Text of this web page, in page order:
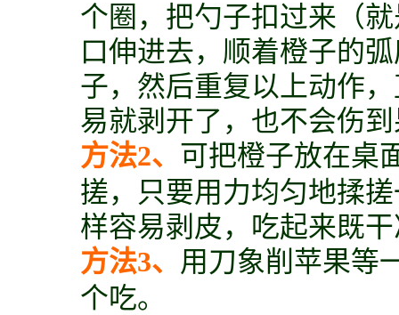
个圈，把勺子扣过来（
口伸进去，顺着橙子的
子，然后重复以上动作
易就剥开了，也不会伤
方法2、 可把橙子放在桌
搓，只要用力均匀地揉
样容易剥皮，吃起来既
方法3、 用刀象削苹果等
个吃。